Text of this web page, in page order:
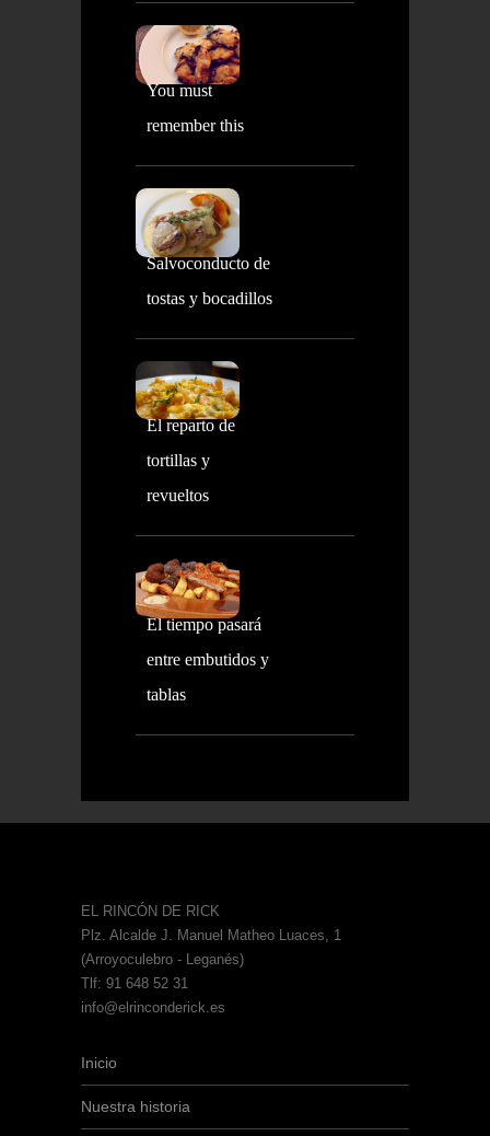
You must
remember this
Salvoconducto de
tostas y bocadillos
El reparto de
tortillas y
revueltos
El tiempo pasará
entre embutidos y
tablas
EL RINCÓN DE RICK
Plz. Alcalde J. Manuel Matheo Luaces, 1
(Arroyoculebro - Leganés)
Tlf: 91 648 52 31
info@elrinconderick.es
Inicio
Nuestra historia